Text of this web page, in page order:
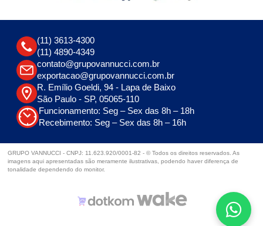
(11) 3613-4300
(11) 4890-4349
contato@grupovannucci.com.br
exportacao@grupovannucci.com.br
R. Emílio Goeldi, 94 - Lapa de Baixo
São Paulo - SP, 05065-110
Funcionamento: Seg – Sex das 8h – 18h
Recebimento: Seg – Sex das 8h – 16h
GRUPO VANNUCCI - CNPJ: 11.623.920/0001-82 - © Todos os direitos reservados. As
imagens aqui apresentadas são meramente ilustrativas, podendo haver diferença de
tonalidade dependendo do monitor.